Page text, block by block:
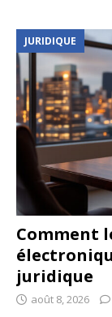
JURIDIQUE
Comment
juridique
août 8, 2026